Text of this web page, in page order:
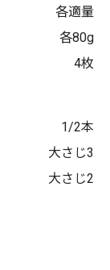
各適量
各80g
4枚
1/2本
大さじ3
大さじ2